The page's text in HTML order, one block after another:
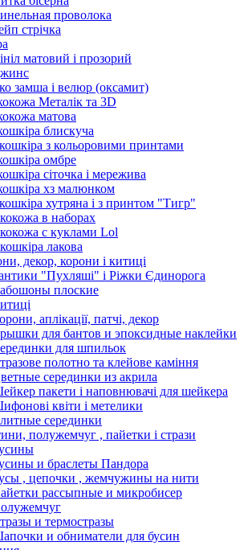
проволока
стрічка
матовий і прозорий
замша і велюр (оксамит)
Металік та 3D
матова
блискуча
з кольоровими принтами
омбре
сіточка і мережива
хз малюнком
хутряна і з принтом "Тигр"
в наборах
с куклами Lol
лакова
декор, корони і китиці
"Пухляші" і Ріжки Єдинорога
плоские
аплікації, патчі, декор
для бантов и эпоксидные наклейки
для шпильок
полотно та клейове каміння
серединки из акрила
пакети і наповнювачі для шейкера
квіти і метелики
серединки
полужемчуг , пайетки і стрази
и браслеты Пандора
, цепочки , жемчужины на нити
рассыпные и микробисер
и термостразы
и обниматели для бусин